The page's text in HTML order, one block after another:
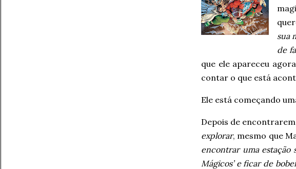
sua
de
que ele apareceu
contar o que está
Ele está começando
Depois de
explorar, mesmo que
encontrar uma estação
Mágicos’ e ficar de